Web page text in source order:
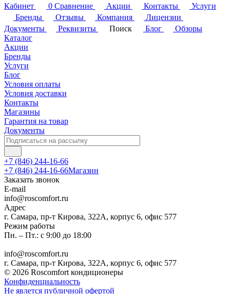
Кабинет
0 Сравнение Акции Контакты
Услуги
Бренды
Отзывы Компания
Лицензии
Документы
Реквизиты Поиск Блог
Обзоры
Каталог
Акции
Бренды
Услуги
Блог
Условия оплаты
Условия доставки
Контакты
Магазины
Гарантия на товар
Документы
+7 (846) 244-16-66
+7 (846) 244-16-66Магазин
Заказать звонок
E-mail
info@roscomfort.ru
Адрес
г. Самара, пр-т Кирова, 322А, корпус 6, офис 577
Режим работы
Пн. – Пт.: с 9:00 до 18:00
info@roscomfort.ru
г. Самара, пр-т Кирова, 322А, корпус 6, офис 577
© 2026 Roscomfort кондиционеры
Конфиденциальность
Не явлется публичной офертой